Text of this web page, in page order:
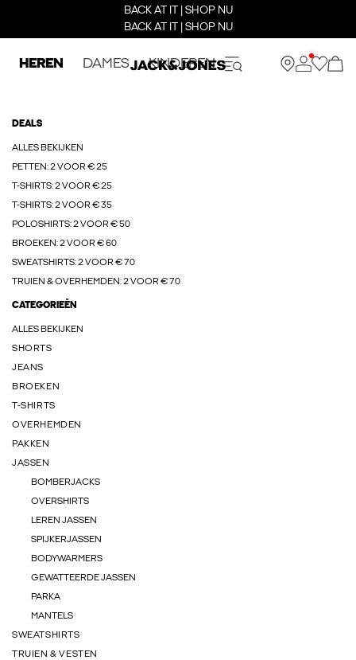
BACK AT IT | SHOP NU
BACK AT IT | SHOP NU
HEREN DAMES KINDEREN
DEALS
ALLES BEKIJKEN
PETTEN: 2 VOOR € 25
T-SHIRTS: 2 VOOR € 25
T-SHIRTS: 2 VOOR € 35
POLOSHIRTS: 2 VOOR € 50
BROEKEN: 2 VOOR € 60
SWEATSHIRTS: 2 VOOR € 70
TRUIEN & OVERHEMDEN: 2 VOOR € 70
CATEGORIEËN
ALLES BEKIJKEN
SHORTS
JEANS
BROEKEN
T-SHIRTS
OVERHEMDEN
PAKKEN
JASSEN
BOMBERJACKS
OVERSHIRTS
LEREN JASSEN
SPIJKERJASSEN
BODYWARMERS
GEWATTEERDE JASSEN
PARKA
MANTELS
SWEATSHIRTS
TRUIEN & VESTEN